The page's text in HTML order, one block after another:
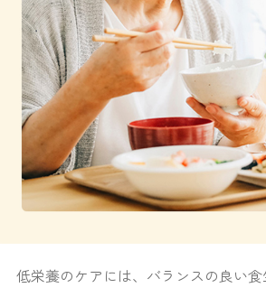
低栄養のケアには、バランスの良い食